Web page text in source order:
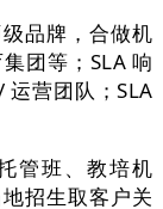
品牌，合做机
团等；SLA 响
营团队；SLA
管班、教培机
招生取客户关